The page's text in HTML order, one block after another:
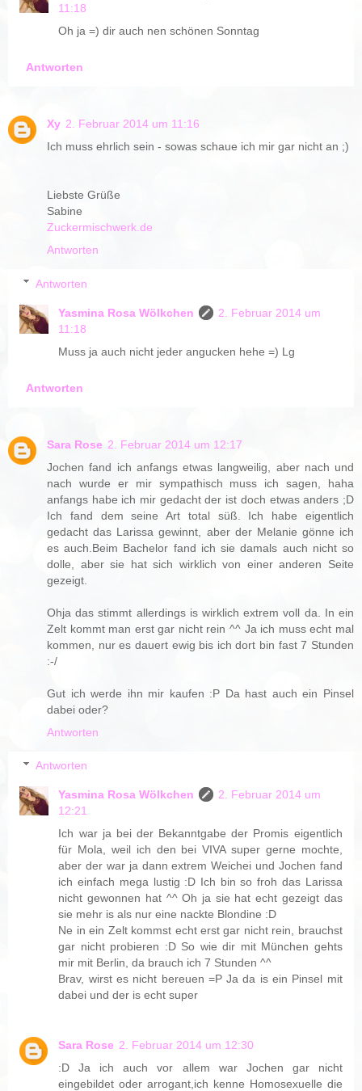
11:18
Oh ja =) dir auch nen schönen Sonntag
Antworten
Xy 2. Februar 2014 um 11:16
Ich muss ehrlich sein - sowas schaue ich mir gar nicht an ;)
Liebste Grüße
Sabine
Zuckermischwerk.de
Antworten
Antworten
Yasmina Rosa Wölkchen
2. Februar 2014 um
11:18
Muss ja auch nicht jeder angucken hehe =) Lg
Antworten
Sara Rose 2. Februar 2014 um 12:17
Jochen fand ich anfangs etwas langweilig, aber nach und
nach wurde er mir sympathisch muss ich sagen, haha
anfangs habe ich mir gedacht der ist doch etwas anders ;D
Ich fand dem seine Art total süß. Ich habe eigentlich
gedacht das Larissa gewinnt, aber der Melanie gönne ich
es auch.Beim Bachelor fand ich sie damals auch nicht so
dolle, aber sie hat sich wirklich von einer anderen Seite
gezeigt.
Ohja das stimmt allerdings is wirklich extrem voll da. In ein
Zelt kommt man erst gar nicht rein ^^ Ja ich muss echt mal
kommen, nur es dauert ewig bis ich dort bin fast 7 Stunden
:-/
Gut ich werde ihn mir kaufen :P Da hast auch ein Pinsel
dabei oder?
Antworten
Antworten
Yasmina Rosa Wölkchen
2. Februar 2014 um
12:21
Ich war ja bei der Bekanntgabe der Promis eigentlich
für Mola, weil ich den bei VIVA super gerne mochte,
aber der war ja dann extrem Weichei und Jochen fand
ich einfach mega lustig :D Ich bin so froh das Larissa
nicht gewonnen hat ^^ Oh ja sie hat echt gezeigt das
sie mehr is als nur eine nackte Blondine :D
Ne in ein Zelt kommst echt erst gar nicht rein, brauchst
gar nicht probieren :D So wie dir mit München gehts
mir mit Berlin, da brauch ich 7 Stunden ^^
Brav, wirst es nicht bereuen =P Ja da is ein Pinsel mit
dabei und der is echt super
Sara Rose 2. Februar 2014 um 12:30
:D Ja ich auch vor allem war Jochen gar nicht
eingebildet oder arrogant,ich kenne Homosexuelle die